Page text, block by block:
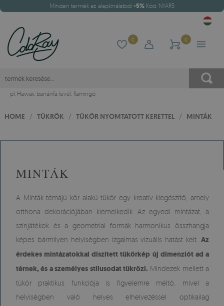
Minden termék az alapkínálatból -5% Kód: NYAR5
0 0
pl. Hawaii, banánfa levél, flamingó
HOME / TÜKRÖK / TÜKÖR NYOMTATOTT KERETTEL / MINTÁK
MINTÁK
A Minták témájú kör alakú tükör egy kreatív kiegészítő, amely
otthona dekorációjában kiemelkedik. Az egyedi mintázat, a
színjátékok és a geometriai formák harmonikus összhangja
képes bármilyen helyiségben izgalmas vizuális hatást kelt. Az
érdekes mintázatokkal díszített tükörkép új dimenziót ad a
térnek, és a személyes stílusodat tükrözi. Mindezek mellett a
tükör praktikus funkciója is figyelemre méltó, mivel a
helyiségben való helyes elhelyezéssel optikailag